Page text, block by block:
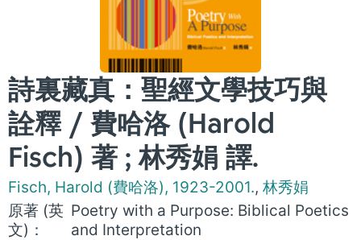
詩裏藏真：聖經文學技巧與
詮釋 / 費哈洛 (Harold
Fisch) 著 ; 林秀娟 譯.
Fisch, Harold (費哈洛), 1923-2001., 林秀娟
原著 (英
文)：
Poetry with a Purpose: Biblical Poetics
and Interpretation